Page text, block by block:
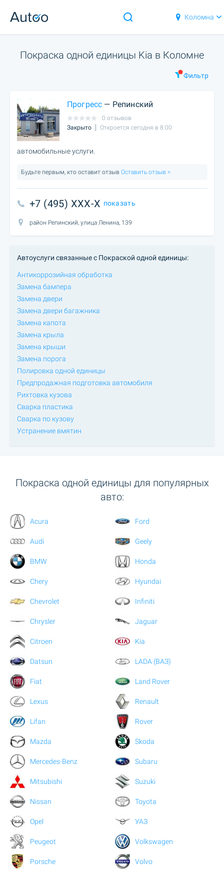
Коломна
Покраска одной единицы Kia в Коломне
Фильтр
Прогресс — Репинский
0 отзывов
Закрыто
Откроется сегодня в 8:00
автомобильные услуги.
Будьте первым, кто оставит отзыв Оставить отзыв >
+7 (495) XXX-X показать
район Репинский, улица Ленина, 139
Автоуслуги связанные с Покраской одной единицы:
Антикоррозийная обработка
Замена бампера
Замена двери
Замена двери багажника
Замена капота
Замена крыла
Замена крыши
Замена порога
Полировка одной единицы
Предпродажная подготовка автомобиля
Рихтовка кузова
Сварка пластика
Сварка по кузову
Устранение вмятин
Покраска одной единицы для популярных
авто:
Acura
Audi
BMW
Chery
Chevrolet
Chrysler
Citroen
Datsun
Fiat
Ford
Geely
Honda
Hyundai
Infiniti
Jaguar
Kia
LADA (ВАЗ)
Land Rover
Lexus
Lifan
Mazda
Mercedes-Benz
Mitsubishi
Nissan
Opel
Peugeot
Porsche
Renault
Rover
Skoda
Subaru
Suzuki
Toyota
УАЗ
Volkswagen
Volvo